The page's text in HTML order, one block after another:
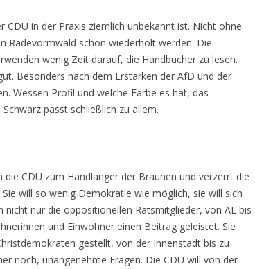
CDU in der Praxis ziemlich unbekannt ist. Nicht ohne
Radevormwald schon wiederholt werden. Die
wenig Zeit darauf, die Handbücher zu lesen.
Besonders nach dem Erstarken der AfD und der
Wessen Profil und welche Farbe es hat, das
passt schließlich zu allem.
CDU zum Handlanger der Braunen und verzerrt die
will so wenig Demokratie wie möglich, sie will sich
nicht nur die oppositionellen Ratsmitglieder, von AL bis
und Einwohner einen Beitrag geleistet. Sie
gestellt, von der Innenstadt bis zu
noch, unangenehme Fragen. Die CDU will von der